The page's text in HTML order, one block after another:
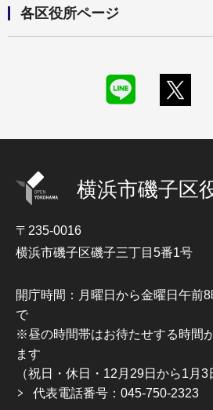
各区役所ページ
横浜市磯子区
〒235-0016
横浜市磯子区磯子三丁目5番1号
開庁時間：月曜日から金曜日午前
で
※昼の時間帯はお待たせする時間
ます
（祝日・休日・12月29日から1月3
代表電話番号：045-750-2323